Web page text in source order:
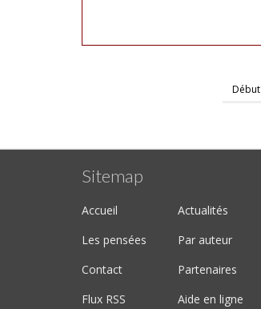
Début
Sitemap
Accueil Actualités
Les pensées
Par auteur
Contact
Partenaires
Flux RSS
Aide en ligne